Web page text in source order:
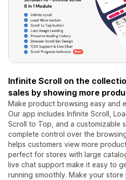
Infinite Scroll on the
sales by showing more
Make product browsing easy and
Our app includes Infinite Scroll,
Scroll to Top, and a customizable
complete control over the
helps customers view more
perfect for stores with large
live chat support make it easy to
running smoothly. Make your